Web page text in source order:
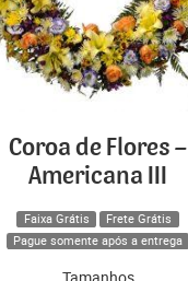
Coroa de Flores –
Americana III
Faixa Grátis
Frete Grátis
Pague somente após a entrega